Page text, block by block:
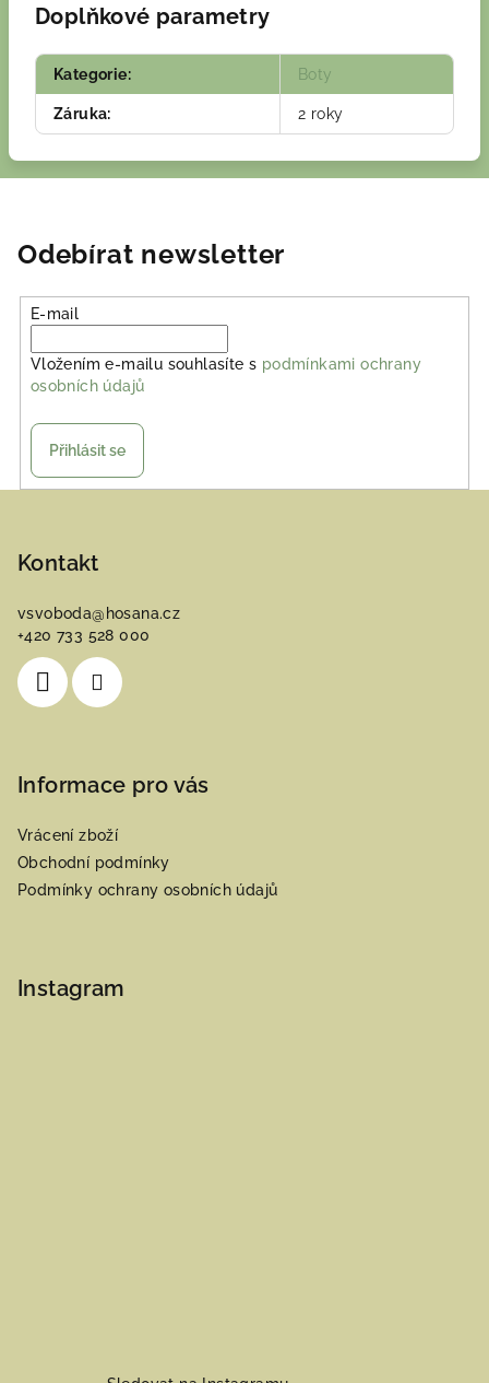
Doplňkové parametry
Kategorie: Boty
Záruka: 2 roky
Odebírat newsletter
E-mail
Vložením e-mailu souhlasíte s podmínkami ochrany
osobních údajů
Přihlásit se
Kontakt
vsvoboda@ hosana.cz
+420 733 528 000
Informace pro vás
Vrácení zboží
Obchodní podmínky
Podmínky ochrany osobních údajů
Instagram